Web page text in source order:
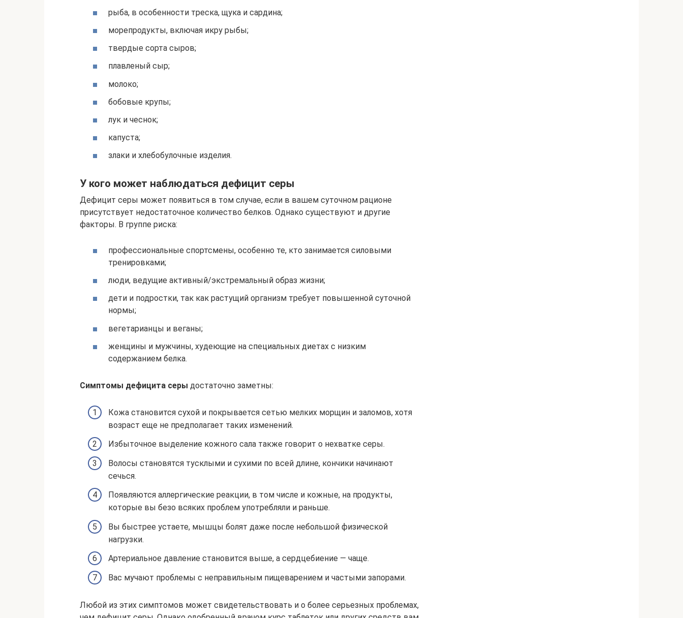
рыба, в особенности треска, щука и сардина;
морепродукты, включая икру рыбы;
твердые сорта сыров;
плавленый сыр;
молоко;
бобовые крупы;
лук и чеснок;
капуста;
злаки и хлебобулочные изделия.
У кого может наблюдаться дефицит серы
Дефицит серы может появиться в том случае, если в вашем суточном рационе
присутствует недостаточное количество белков. Однако существуют и другие
факторы. В группе риска:
профессиональные спортсмены, особенно те, кто занимается силовыми
тренировками;
люди, ведущие активный/экстремальный образ жизни;
дети и подростки, так как растущий организм требует повышенной суточной
нормы;
вегетарианцы и веганы;
женщины и мужчины, худеющие на специальных диетах с низким
содержанием белка.
Симптомы дефицита серы достаточно заметны:
Кожа становится сухой и покрывается сетью мелких морщин и заломов, хотя
возраст еще не предполагает таких изменений.
Избыточное выделение кожного сала также говорит о нехватке серы.
Волосы становятся тусклыми и сухими по всей длине, кончики начинают
сечься.
Появляются аллергические реакции, в том числе и кожные, на продукты,
которые вы безо всяких проблем употребляли и раньше.
Вы быстрее устаете, мышцы болят даже после небольшой физической
нагрузки.
Артериальное давление становится выше, а сердцебиение — чаще.
Вас мучают проблемы с неправильным пищеварением и частыми запорами.
Любой из этих симптомов может свидетельствовать и о более серьезных проблемах,